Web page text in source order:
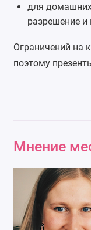
для
разрешение и
Ограничений на
поэтому
Мнение